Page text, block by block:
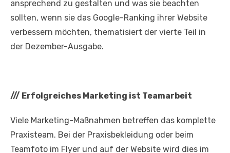
ansprechend zu gestalten und was sie beachten
sollten, wenn sie das Google-Ranking ihrer Website
verbessern möchten, thematisiert der vierte Teil in
der Dezember-Ausgabe.
/// Erfolgreiches Marketing ist Teamarbeit
Viele Marketing-Maßnahmen betreffen das komplette
Praxisteam. Bei der Praxisbekleidung oder beim
Teamfoto im Flyer und auf der Website wird dies im